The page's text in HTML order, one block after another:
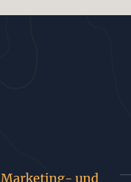
Marketing- und